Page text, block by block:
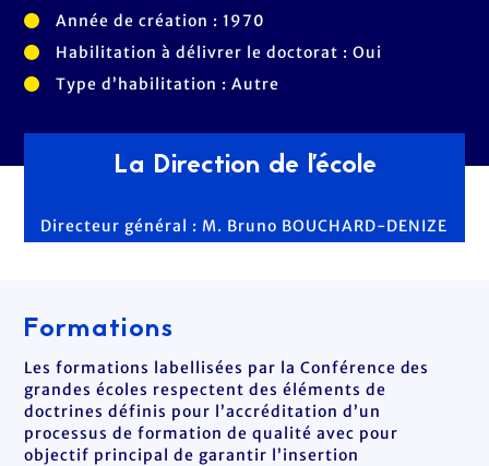
Année de création : 1970
Habilitation à délivrer le doctorat : Oui
Type d’habilitation : Autre
La Direction de l'école
Directeur général : M. Bruno BOUCHARD-DENIZE
Formations
Les formations labellisées par la Conférence des
grandes écoles respectent des éléments de
doctrines définis pour l’accréditation d’un
processus de formation de qualité avec pour
objectif principal de garantir l’insertion